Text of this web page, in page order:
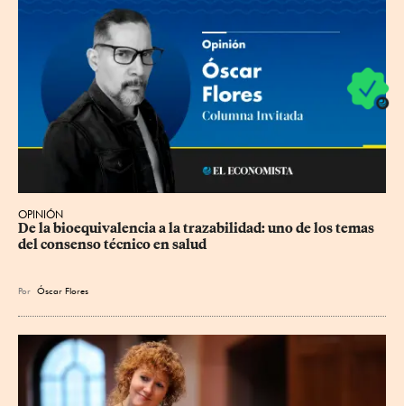
OPINIÓN
De la bioequivalencia a la trazabilidad: uno de los temas
del consenso técnico en salud
Por Óscar Flores